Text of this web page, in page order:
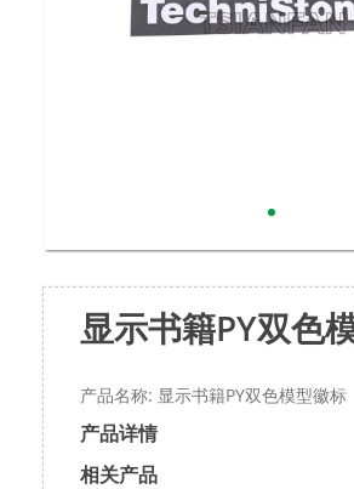
显示书籍PY双色
产品名称: 显示书籍PY双色模型徽标
产品详情
相关产品